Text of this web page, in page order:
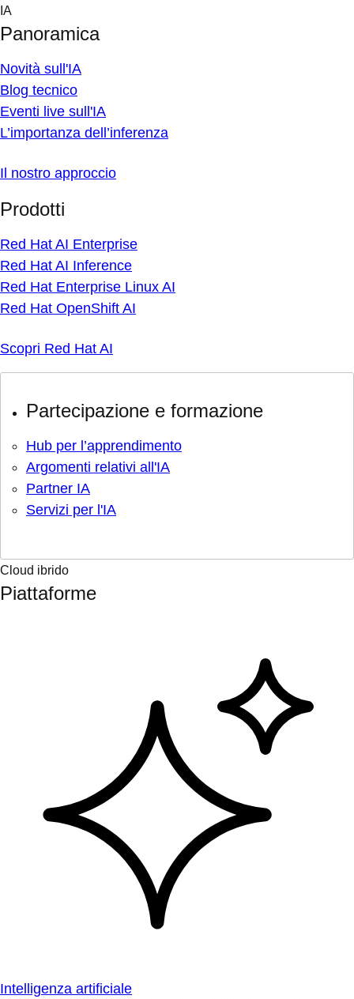
Skip
content
IA
Panoramica
Novità sull'IA
Blog tecnico
Eventi live sull'IA
L’importanza dell’inferenza
Il nostro approccio
Prodotti
Red Hat AI Enterprise
Red Hat AI Inference
Red Hat Enterprise Linux AI
Red Hat OpenShift AI
Scopri Red Hat AI
Partecipazione e formazione
Hub per l’apprendimento
Argomenti relativi all'IA
Partner IA
Servizi per l'IA
Cloud ibrido
Piattaforme
Intelligenza artificiale